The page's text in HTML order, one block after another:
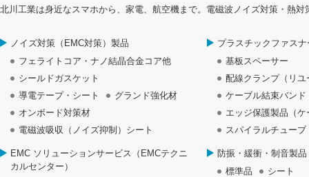
北川工業は身近なスマホから、家電、航空機まで。電磁波ノイズ対策・熱
ノイズ対策（EMC対策）製品
フェライトコア・ナノ結晶合金コア他
シールドガスケット
導電テープ・シート
グランド強化材
オンボード対策材
電磁波吸収（ノイズ抑制）シート
EMC ソリューションサービス（EMCテクニ
カルセンター）
プラスチックファス
基板スペーサー
配線クランプ（リ
ケーブル結束バンド
エッジ保護製品（
スパイラルチューブ
防振・緩衝・制音製品
標準品
シート